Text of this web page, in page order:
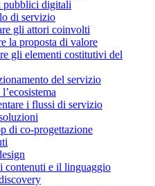
pubblici digitali
di servizio
gli attori coinvolti
la proposta di valore
gli elementi costitutivi del
del servizio
i flussi di servizio
di co-progettazione
contenuti e il linguaggio